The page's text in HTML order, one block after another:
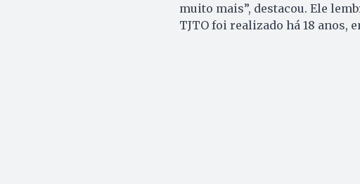
muito mais”, destacou. Ele
TJTO foi realizado há 18 anos,